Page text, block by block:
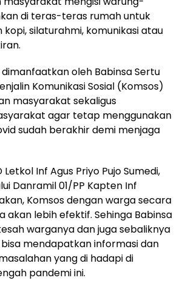
di teras-teras rumah untuk
silaturahmi, komunikasi atau
dimanfaatkan oleh Babinsa Sertu
Komunikasi Sosial (Komsos)
masyarakat sekaligus
agar tetap menggunakan
sudah berakhir demi menjaga
Inf Agus Priyo Pujo Sumedi,
Danramil 01/PP Kapten Inf
Komsos dengan warga secara
akan lebih efektif. Sehinga Babinsa
warganya dan juga sebaliknya
mendapatkan informasi dan
yang di hadapi di
pandemi ini.